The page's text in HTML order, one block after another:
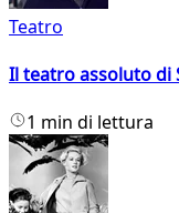
Teatro
Il teatro assoluto di
1 min di lettura